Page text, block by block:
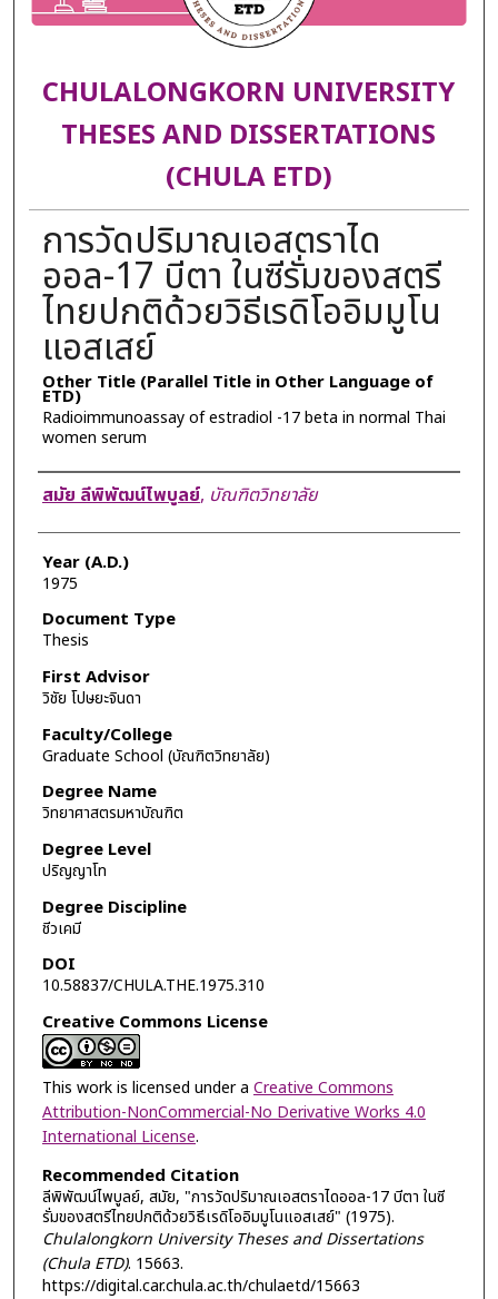
CHULALONGKORN UNIVERSITY
THESES AND DISSERTATIONS
(CHULA ETD)
การวัดปริมาณเอสตราได
ออล-17 บีตา ในซีรั่มของสตรี
ไทยปกติด้วยวิธีเรดิโออิมมูโน
แอสเสย์
Other Title (Parallel Title in Other Language of
ETD)
Radioimmunoassay of estradiol -17 beta in normal Thai
women serum
Author
สมัย ลีพิพัฒน์ไพบูลย์, บัณฑิตวิทยาลัย
Year (A.D.)
1975
Document Type
Thesis
First Advisor
วิชัย โปษยะจินดา
Faculty/College
Graduate School (บัณฑิตวิทยาลัย)
Degree Name
วิทยาศาสตรมหาบัณฑิต
Degree Level
ปริญญาโท
Degree Discipline
ชีวเคมี
DOI
10.58837/CHULA.THE.1975.310
Creative Commons License
This work is licensed under a Creative Commons
Attribution-NonCommercial-No Derivative Works 4.0
International License.
Recommended Citation
ลีพิพัฒน์ไพบูลย์, สมัย, "การวัดปริมาณเอสตราไดออล-17 บีตา ในซี
รั่มของสตรีไทยปกติด้วยวิธีเรดิโออิมมูโนแอสเสย์" (1975).
Chulalongkorn University Theses and Dissertations
(Chula ETD). 15663.
https://digital.car.chula.ac.th/chulaetd/15663